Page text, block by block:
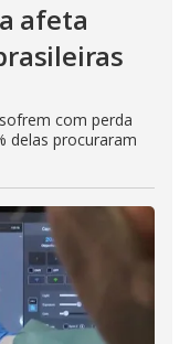
afeta
com perda
delas procuraram